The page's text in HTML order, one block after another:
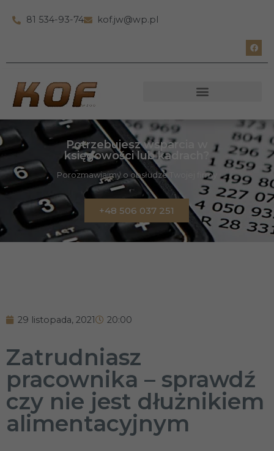
81 534-93-74 kof.jw@wp.pl
Potrzebujesz wsparcia w
księgowości lub kadrach?
Porozmawiajmy o obsłudze Twojej firmy
+48 506 037 251
29 listopada, 2021 20:00
Zatrudniasz
pracownika – sprawdź
czy nie jest dłużnikiem
alimentacyjnym